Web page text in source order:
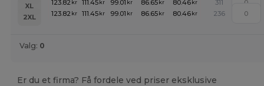
XL
123.82 kr 111.45 kr 99.01 kr 86.65 kr 80.46 kr
311
2XL
123.82 kr 111.45 kr 99.01 kr 86.65 kr 80.46 kr 236
Valg: 0
Er du et firma? Få fordele ved priser eksklusive